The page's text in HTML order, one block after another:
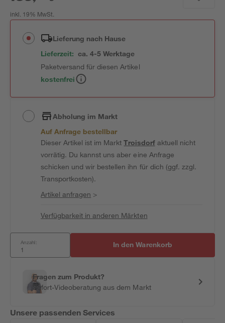
inkl. 19% MwSt.
Lieferung nach Hause
Lieferzeit: ca. 4-5 Werktage
Paketversand für diesen Artikel
kostenfrei
Abholung im Markt
Auf Anfrage bestellbar
Dieser Artikel ist im MarktTroisdorfaktuell nicht
vorrätig. Du kannst uns aber eine Anfrage
schicken und wir bestellen ihn für dich (ggf. zzgl.
Transportkosten).
Artikel anfragen >
Verfügbarkeit in anderen Märkten
Anzahl: In den Warenkorb
Fragen zum Produkt?
Sofort-Videoberatung aus dem Markt
Unsere passenden Services